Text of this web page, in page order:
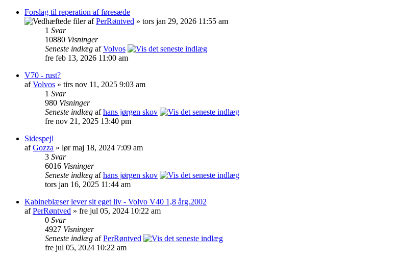
Forslag til reperation af føresæde
afPerRøntved » tors jan 29, 2026 11:55 am
1 Svar
10880 Visninger
Seneste indlæg afVolvos
fre feb 13, 2026 11:00 am
V70 - rust?
afVolvos » tirs nov 11, 2025 9:03 am
1 Svar
980 Visninger
Seneste indlæg afhans jørgen skov
fre nov 21, 2025 13:40 pm
Sidespejl
afGozza » lør maj 18, 2024 7:09 am
3 Svar
6016 Visninger
Seneste indlæg afhans jørgen skov
tors jan 16, 2025 11:44 am
Kabineblæser lever sit eget liv - Volvo V40 1,8 årg.2002
afPerRøntved » fre jul 05, 2024 10:22 am
0 Svar
4927 Visninger
Seneste indlæg afPerRøntved
fre jul 05, 2024 10:22 am